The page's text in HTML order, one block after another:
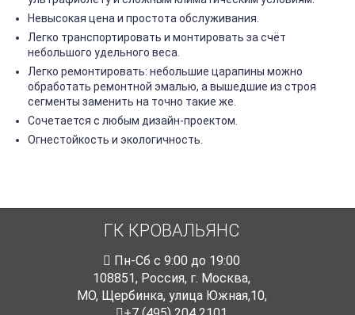
Невысокая цена и простота обслуживания.
Легко транспортировать и монтировать за счёт
небольшого удельного веса.
Легко ремонтировать: небольшие царапины можно
обработать ремонтной эмалью, а вышедшие из строя
сегменты заменить на точно такие же.
Сочетается с любым дизайн-проектом.
Огнестойкость и экологичность.
ГК КРОВАЛЬЯНС
Пн-Cб с 9:00 до 19:00
108851, Россия, г. Москва,
МО, Щербинка, улица Южная,10,